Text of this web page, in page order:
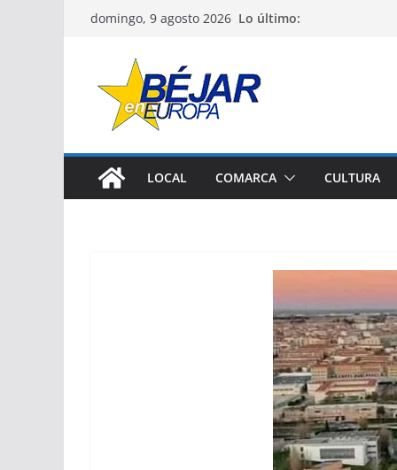
Saltardomingo, 9 agosto 2026 Lo último:
LOCAL COMARCA CULTURA